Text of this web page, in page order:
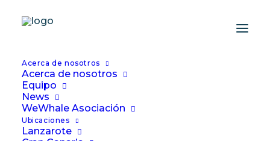
Acerca de nosotros
Acerca de nosotros
Equipo
News
WeWhale Asociación
Ubicaciones
Lanzarote
Bahamas